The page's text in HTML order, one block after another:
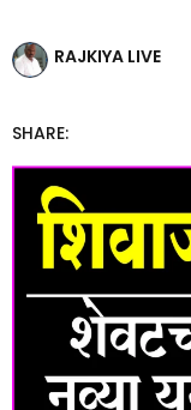
RAJKIYA LIVE
SHARE: